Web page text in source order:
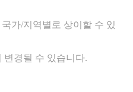
가/지역별로 상이할 수 있
경될 수 있습니다.